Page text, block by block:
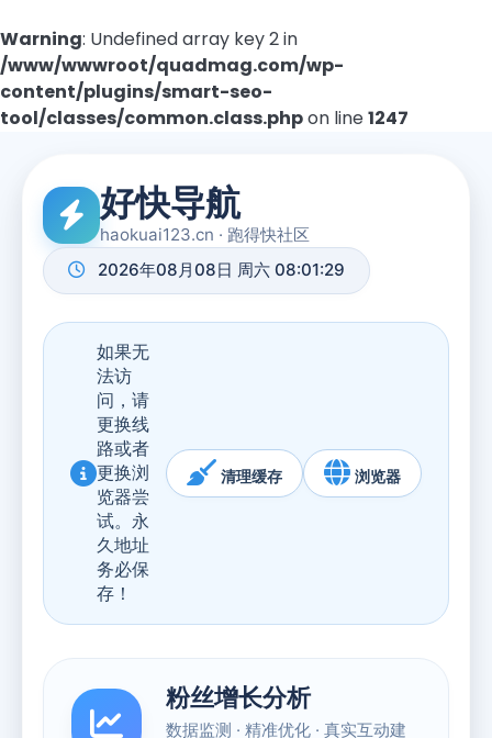
Warning: Undefined array key 2 in
/www/wwwroot/quadmag.com/wp-
content/plugins/smart-seo-
tool/classes/common.class.phpon line1247